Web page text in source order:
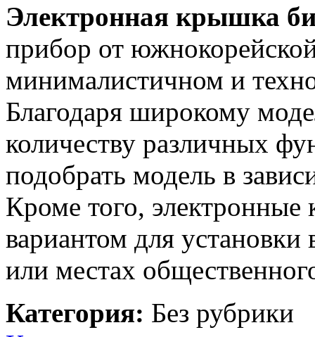
Электронная крышка
прибор от
минималистичном и
Благодаря широкому
количеству различных
подобрать модель в
Кроме того,
вариантом для
или местах
Категория: Без рубрики